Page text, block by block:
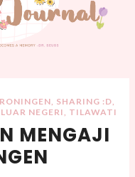
SHARING :D
NEGERI
TILAWATI
MENGAJI